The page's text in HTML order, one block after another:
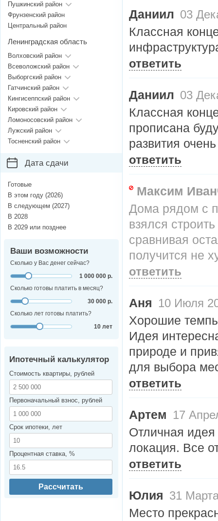
Даниил 03
Классная
ответить
Даниил 03
Классная
прописана
развития
ответить
Максим
Дома рядом с
взялся
сравнивая
получится не
ответить
Аня 10 Июля
Хорошие
Идея
природе и
для выбора
ответить
Артем 17
Отличная идея
локация. Все
ответить
Юлия 31
Место
Пушкинский район
Фрунзенский район
Центральный район
Ленинградская область
Волховский район
Всеволожский район
Выборгский район
Гатчинский район
Кингисеппский район
Кировский район
Ломоносовский район
Лужский район
Тосненский район
Дата сдачи
Готовые
В этом году (2026)
В следующем (2027)
В 2028
В 2029 или позднее
Ваши возможности
Сколько у Вас денег сейчас?
1 000 000 р.
Сколько готовы платить в месяц?
30 000 р.
Сколько лет готовы платить?
10 лет
Ипотечный калькулятор
Стоимость квартиры, рублей
Первоначальный взнос, рублей
Срок ипотеки, лет
Процентная ставка, %
Рассчитать